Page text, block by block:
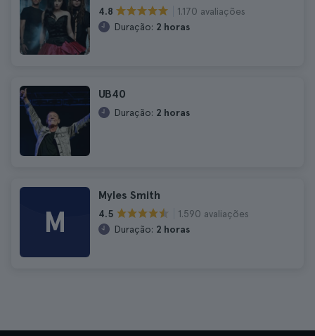
4.8
1.170 avaliações
Duração: 2 horas
UB40
Duração: 2 horas
M
Myles Smith
4.5
1.590 avaliações
Duração: 2 horas